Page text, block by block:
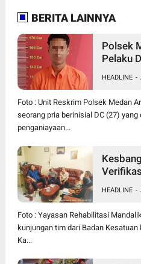
BERITA LAINNYA
Polsek
Pelaku
Denai,
Memar
HEADLINE -
Foto : Unit Reskrim Polsek Medan
seorang pria berinisial DC (27)
penganiayaan...
Perangi
HEADLINE -
Foto : Yayasan Rehabilitasi
kunjungan tim dari Badan
Ka...